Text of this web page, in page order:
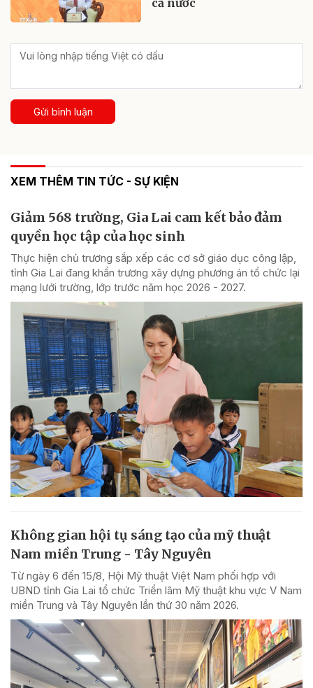
cả nước
Gửi bình luận
XEM THÊM TIN TỨC - SỰ KIỆN
Giảm 568 trường, Gia Lai cam kết bảo đảm
quyền học tập của học sinh
Thực hiện chủ trương sắp xếp các cơ sở giáo dục công lập,
tỉnh Gia Lai đang khẩn trương xây dựng phương án tổ chức lại
mạng lưới trường, lớp trước năm học 2026 - 2027.
Không gian hội tụ sáng tạo của mỹ thuật
Nam miền Trung - Tây Nguyên
Từ ngày 6 đến 15/8, Hội Mỹ thuật Việt Nam phối hợp với
UBND tỉnh Gia Lai tổ chức Triển lãm Mỹ thuật khu vực V Nam
miền Trung và Tây Nguyên lần thứ 30 năm 2026.